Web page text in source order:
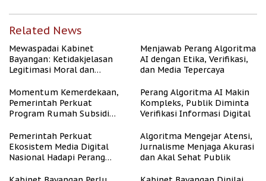
Related News
Mewaspadai Kabinet
Bayangan: Ketidakjelasan
Legitimasi Moral dan
Menjawab Perang Algoritma
AI dengan Etika, Verifikasi,
dan Media Tepercaya
Momentum Kemerdekaan,
Pemerintah Perkuat
Program Rumah Subsidi
Berpenghasilan Rendah
Perang Algoritma AI Makin
Kompleks, Publik Diminta
Verifikasi Informasi Digital
Pemerintah Perkuat
Ekosistem Media Digital
Nasional Hadapi Perang
Algoritma Mengejar Atensi,
Jurnalisme Menjaga Akurasi
dan Akal Sehat Publik